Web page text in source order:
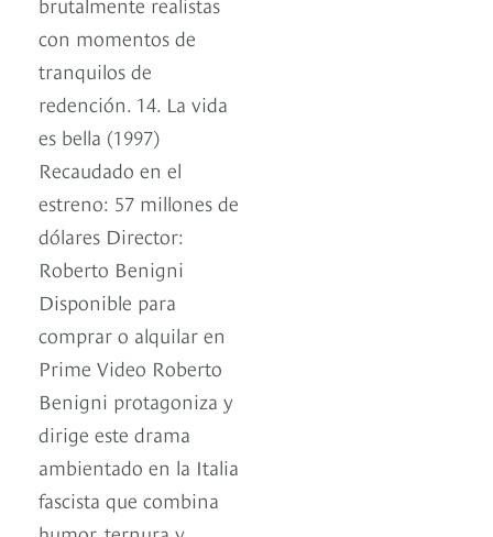
con momentos de
tranquilos de
redención. 14. La vida
es bella (1997)
Recaudado en el
estreno: 57 millones de
dólares Director:
Roberto Benigni
Disponible para
comprar o alquilar en
Prime Video Roberto
Benigni protagoniza y
dirige este drama
ambientado en la Italia
fascista que combina